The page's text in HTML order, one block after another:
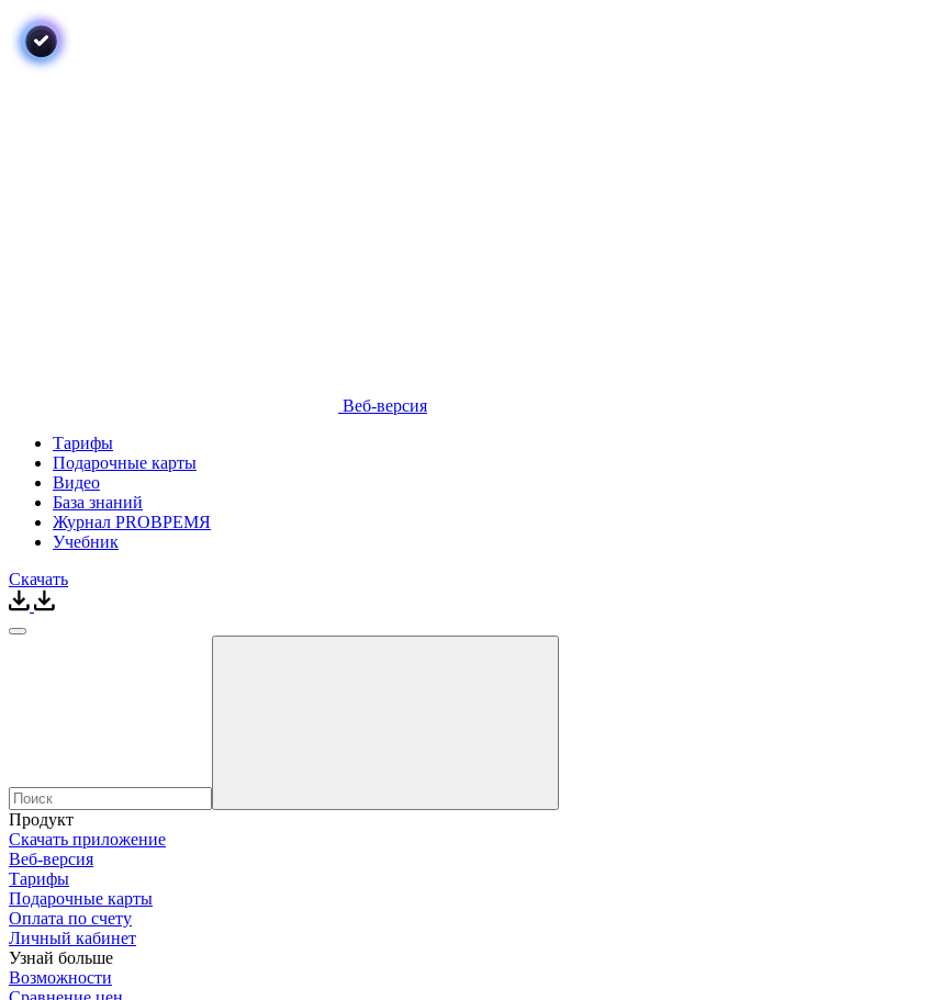
Веб-версия
Тарифы
Подарочные карты
Видео
База знаний
Журнал PROВРЕМЯ
Учебник
Скачать
Продукт
Скачать приложение
Веб-версия
Тарифы
Подарочные карты
Оплата по счету
Личный кабинет
Узнай больше
Возможности